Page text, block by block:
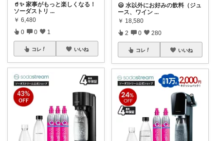
🥤✨ 家事がもっと楽しくなる！
ソーダストリ ...
￥ 6,480
0 0 1
コレ いいね
😃 水以外にお好みの飲料（ジュ
ース、ワイン ...
￥ 18,580
2 0 280
コレ いいね